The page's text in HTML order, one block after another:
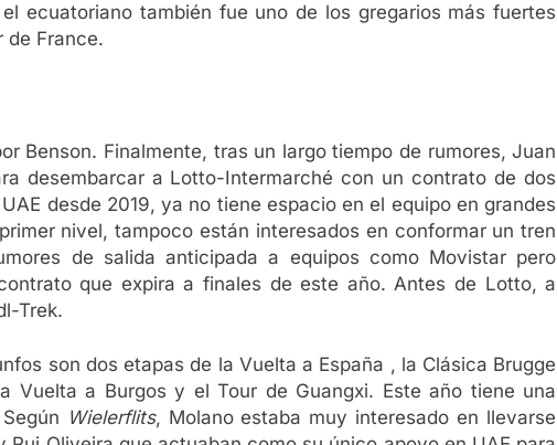
el ecuatoriano también fue uno de los gregarios más fuertes
de France.
Benson. Finalmente, tras un largo tiempo de rumores, Juan
desembarcar a Lotto-Intermarché con un contrato de dos
desde 2019, ya no tiene espacio en el equipo en grandes
nivel, tampoco están interesados en conformar un tren
de salida anticipada a equipos como Movistar pero
que expira a finales de este año. Antes de Lotto, a
Trek.
son dos etapas de la Vuelta a España , la Clásica Brugge
Vuelta a Burgos y el Tour de Guangxi. Este año tiene una
Según Wielerflits, Molano estaba muy interesado en llevarse